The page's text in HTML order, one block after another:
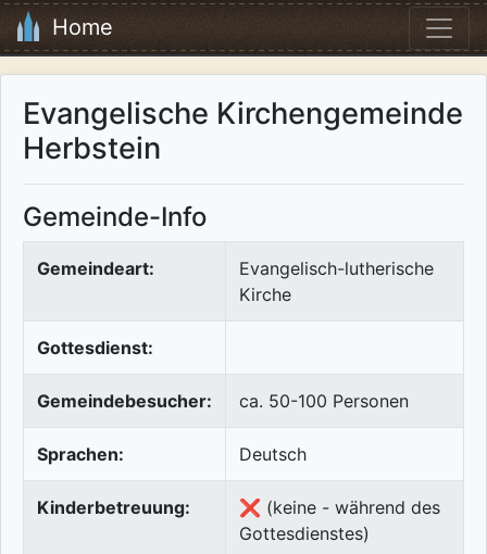
Home
Evangelische Kirchengemeinde
Herbstein
Gemeinde-Info
Gemeindeart:
Evangelisch-lutherische
Kirche
Gottesdienst:
Gemeindebesucher: ca. 50-100 Personen
Sprachen: Deutsch
Kinderbetreuung:
❌ (keine - während des
Gottesdienstes)